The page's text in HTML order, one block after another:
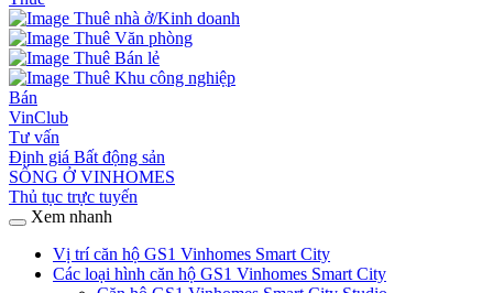
Thuê nhà ở/Kinh doanh
Thuê Văn phòng
Thuê Bán lẻ
Thuê Khu công nghiệp
Bán
VinClub
Tư vấn
Định giá Bất động sản
SỐNG Ở VINHOMES
Thủ tục trực tuyến
Xem nhanh
Vị trí căn hộ GS1 Vinhomes Smart City
Các loại hình căn hộ GS1 Vinhomes Smart City